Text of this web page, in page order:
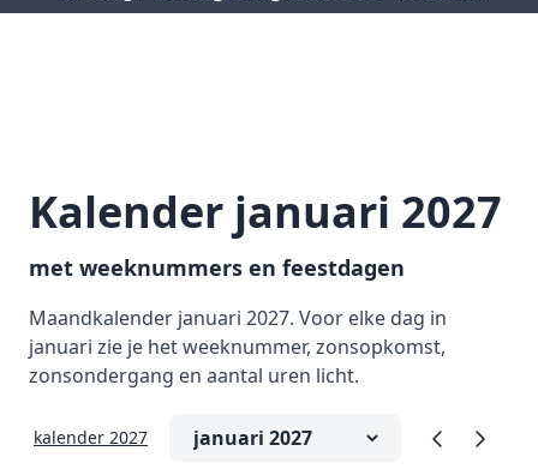
Kalender januari 2027
met weeknummers en feestdagen
Maandkalender januari 2027. Voor elke dag in
januari zie je het weeknummer, zonsopkomst,
zonsondergang en aantal uren licht.
kalender 2027